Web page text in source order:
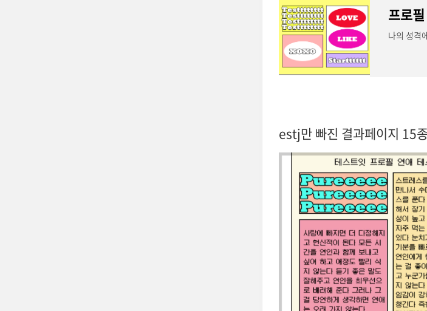
프로
나의 성격
estj만 빠진 결과페이지 15